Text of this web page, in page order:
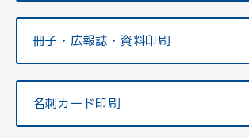
冊子・広報誌・資料印刷
名刺カード印刷